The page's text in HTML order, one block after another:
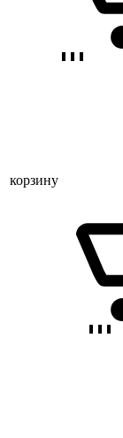
корзину